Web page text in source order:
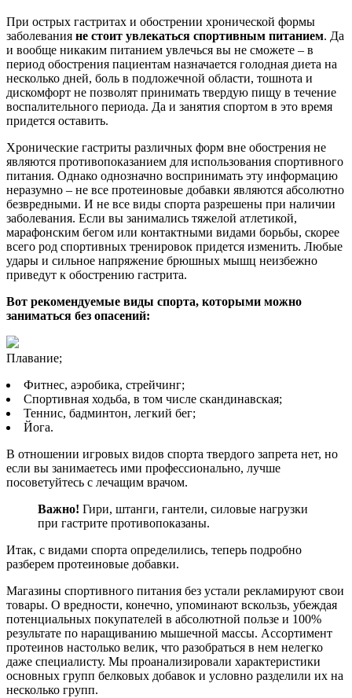
При острых гастритах и обострении хронической формы
заболевания не стоит увлекаться спортивным питанием. Да
и вообще никаким питанием увлечься вы не сможете – в
период обострения пациентам назначается голодная диета на
несколько дней, боль в подложечной области, тошнота и
дискомфорт не позволят принимать твердую пищу в течение
воспалительного периода. Да и занятия спортом в это время
придется оставить.
Хронические гастриты различных форм вне обострения не
являются противопоказанием для использования спортивного
питания. Однако однозначно воспринимать эту информацию
неразумно – не все протеиновые добавки являются абсолютно
безвредными. И не все виды спорта разрешены при наличии
заболевания. Если вы занимались тяжелой атлетикой,
марафонским бегом или контактными видами борьбы, скорее
всего род спортивных тренировок придется изменить. Любые
удары и сильное напряжение брюшных мышц неизбежно
приведут к обострению гастрита.
Вот рекомендуемые виды спорта, которыми можно
заниматься без опасений:
Плавание;
Фитнес, аэробика, стрейчинг;
Спортивная ходьба, в том числе скандинавская;
Теннис, бадминтон, легкий бег;
Йога.
В отношении игровых видов спорта твердого запрета нет, но
если вы занимаетесь ими профессионально, лучше
посоветуйтесь с лечащим врачом.
Важно! Гири, штанги, гантели, силовые нагрузки
при гастрите противопоказаны.
Итак, с видами спорта определились, теперь подробно
разберем протеиновые добавки.
Магазины спортивного питания без устали рекламируют свои
товары. О вредности, конечно, упоминают вскользь, убеждая
потенциальных покупателей в абсолютной пользе и 100%
результате по наращиванию мышечной массы. Ассортимент
протеинов настолько велик, что разобраться в нем нелегко
даже специалисту. Мы проанализировали характеристики
основных групп белковых добавок и условно разделили их на
несколько групп.